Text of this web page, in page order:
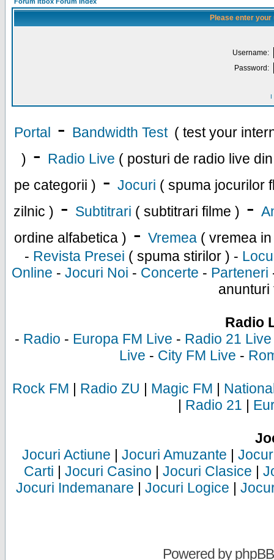
Please enter
Username:
Password:
I
Portal - Bandwidth Test ( test your
) - Radio Live ( posturi de radio live
pe categorii ) - Jocuri ( spuma jocurilor
zilnic ) - Subtitrari ( subtitrari filme ) -
ordine alfabetica ) - Vremea ( vremea
- Revista Presei ( spuma stirilor ) -
Online - Jocuri Noi - Concerte - Parteneri
anunturi
Radio
- Radio - Europa FM Live - Radio 21 Live
Live - City FM Live -
Rock FM | Radio ZU | Magic FM |
| Radio 21 |
Jocuri Actiune | Jocuri Amuzante |
Carti | Jocuri Casino | Jocuri Clasice |
Jocuri Indemanare | Jocuri Logice |
Powered byphpBB